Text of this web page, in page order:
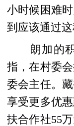
小时候困难
到应该通过这
朗加的积
指，在村委
委会主任。
享受更多优
扶合作社55